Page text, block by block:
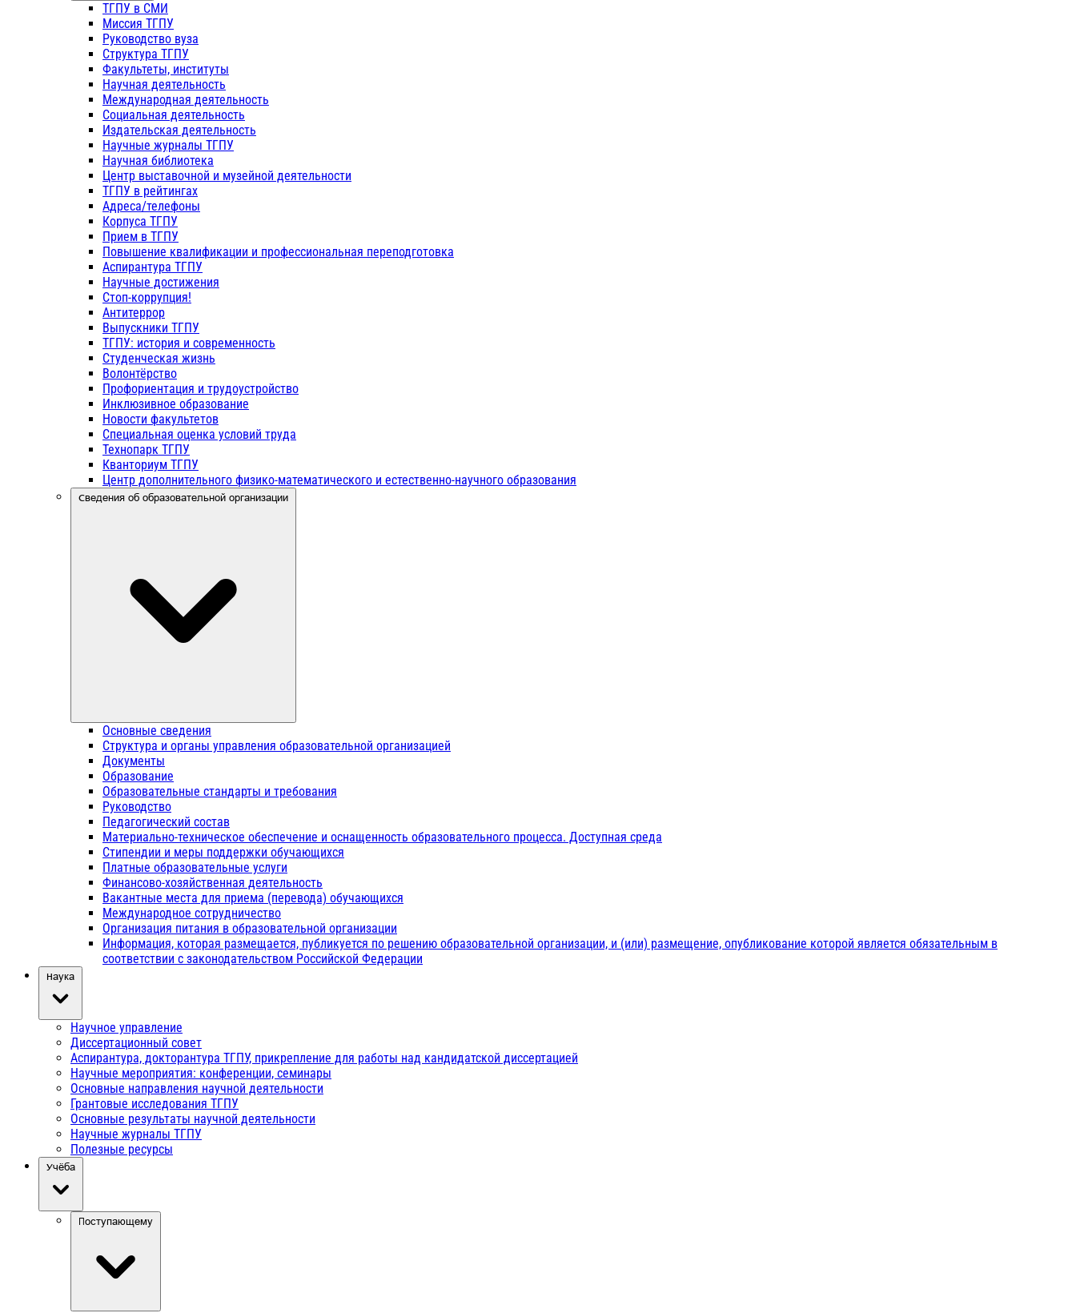
ТГПУ в СМИ
Миссия ТГПУ
Руководство вуза
Структура ТГПУ
Факультеты, институты
Научная деятельность
Международная деятельность
Социальная деятельность
Издательская деятельность
Научные журналы ТГПУ
Научная библиотека
Центр выставочной и музейной деятельности
ТГПУ в рейтингах
Адреса/телефоны
Корпуса ТГПУ
Прием в ТГПУ
Повышение квалификации и профессиональная переподготовка
Аспирантура ТГПУ
Научные достижения
Стоп-коррупция!
Антитеррор
Выпускники ТГПУ
ТГПУ: история и современность
Студенческая жизнь
Волонтёрство
Профориентация и трудоустройство
Инклюзивное образование
Новости факультетов
Специальная оценка условий труда
Технопарк ТГПУ
Кванториум ТГПУ
Центр дополнительного физико-математического и естественно-научного образования
Сведения об образовательной организации
Основные сведения
Структура и органы управления образовательной организацией
Документы
Образование
Образовательные стандарты и требования
Руководство
Педагогический состав
Материально-техническое обеспечение и оснащенность образовательного процесса. Доступная среда
Стипендии и меры поддержки обучающихся
Платные образовательные услуги
Финансово-хозяйственная деятельность
Вакантные места для приема (перевода) обучающихся
Международное сотрудничество
Организация питания в образовательной организации
Информация, которая размещается, публикуется по решению образовательной организации, и (или) размещение, опубликование которой является обязательным в
соответствии с законодательством Российской Федерации
Наука
Научное управление
Диссертационный совет
Аспирантура, докторантура ТГПУ, прикрепление для работы над кандидатской диссертацией
Научные мероприятия: конференции, семинары
Основные направления научной деятельности
Грантовые исследования ТГПУ
Основные результаты научной деятельности
Научные журналы ТГПУ
Полезные ресурсы
Учёба
Поступающему